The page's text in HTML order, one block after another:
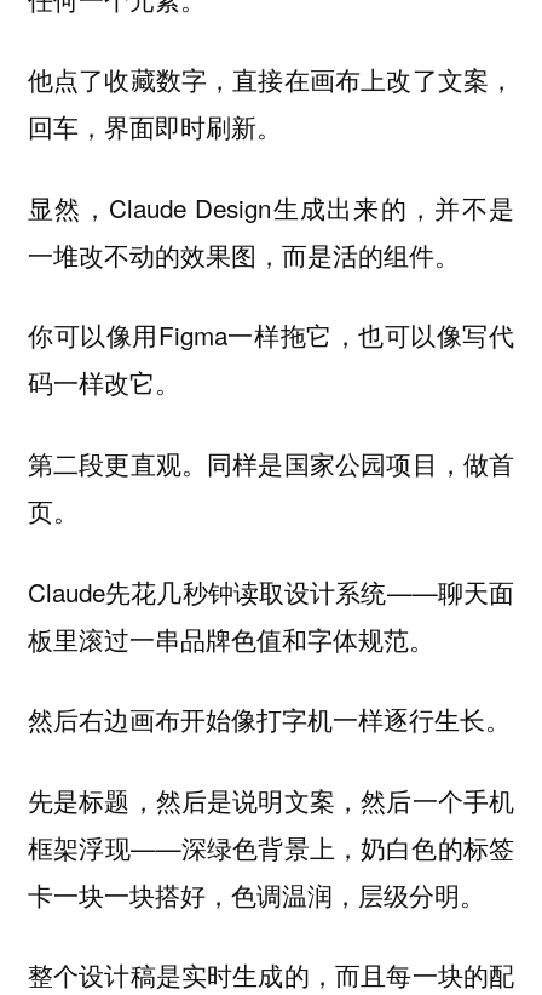
他点了收藏数字，直接在画布上改了文案，
回车，界面即时刷新。
显然，Claude Design生成出来的，并不是
一堆改不动的效果图，而是活的组件。
你可以像用Figma一样拖它，也可以像写代
码一样改它。
第二段更直观。同样是国家公园项目，做首
页。
Claude先花几秒钟读取设计系统——聊天面
板里滚过一串品牌色值和字体规范。
然后右边画布开始像打字机一样逐行生长。
先是标题，然后是说明文案，然后一个手机
框架浮现——深绿色背景上，奶白色的标签
卡一块一块搭好，色调温润，层级分明。
整个设计稿是实时生成的，而且每一块的配